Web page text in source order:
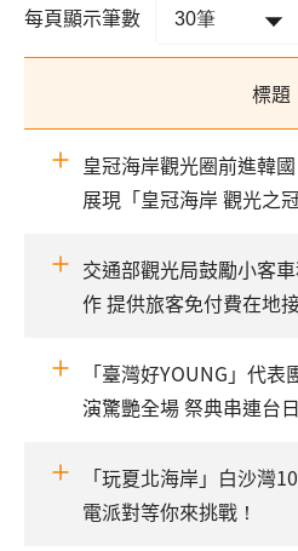
每頁顯示筆數
標題
皇冠海岸觀光圈前進韓
展現「皇冠海岸 觀光之
交通部觀光局鼓勵小客
作 提供旅客免付費在地
「臺灣好YOUNG」代
演驚艷全場 祭典串連台
「玩夏北海岸」白沙灣
電派對等你來挑戰！